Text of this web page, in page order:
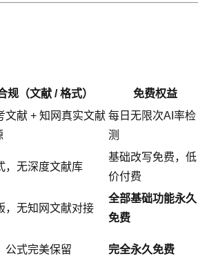
规（文献 / 格式） 免费权益
文献 + 知网真实文献 每日无限次AI率检
测
，无深度文献库
基础改写免费，低
价付费
，无知网文献对接
全部基础功能永久
免费
公式完美保留 完全永久免费